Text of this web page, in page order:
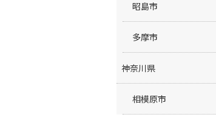
昭島市
多摩市
神奈川県
相模原市